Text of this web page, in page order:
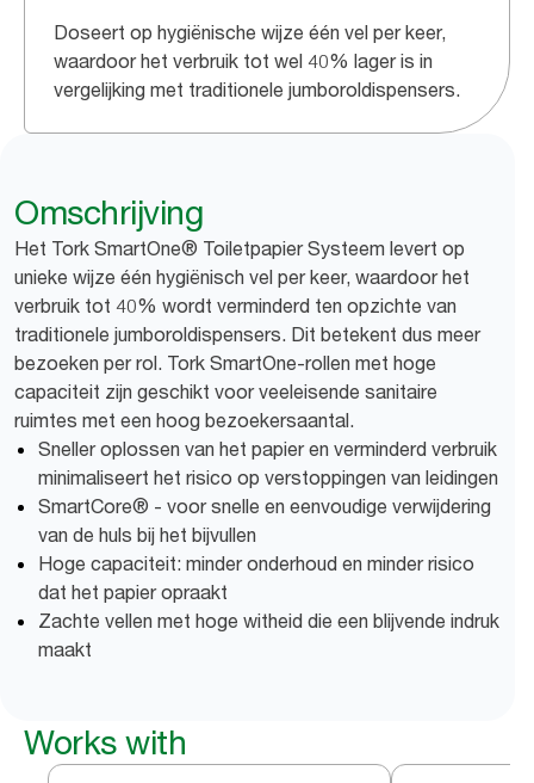
Doseert op hygiënische wijze één vel per keer,
waardoor het verbruik tot wel 40% lager is in
vergelijking met traditionele jumboroldispensers.
Omschrijving
Het Tork SmartOne® Toiletpapier Systeem levert op
unieke wijze één hygiënisch vel per keer, waardoor het
verbruik tot 40% wordt verminderd ten opzichte van
traditionele jumboroldispensers. Dit betekent dus meer
bezoeken per rol. Tork SmartOne-rollen met hoge
capaciteit zijn geschikt voor veeleisende sanitaire
ruimtes met een hoog bezoekersaantal.
Sneller oplossen van het papier en verminderd verbruik
minimaliseert het risico op verstoppingen van leidingen
SmartCore® - voor snelle en eenvoudige verwijdering
van de huls bij het bijvullen
Hoge capaciteit: minder onderhoud en minder risico
dat het papier opraakt
Zachte vellen met hoge witheid die een blijvende indruk
maakt
Works with